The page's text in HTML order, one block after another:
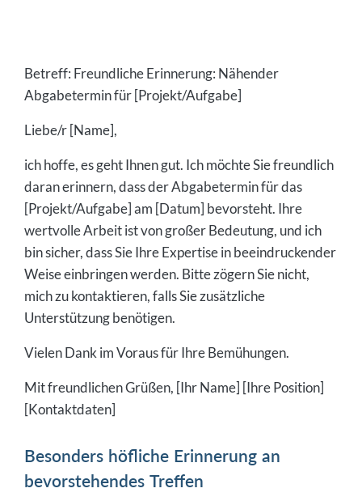
Betreff: Freundliche Erinnerung: Nähender
Abgabetermin für [Projekt/Aufgabe]
Liebe/r [Name],
ich hoffe, es geht Ihnen gut. Ich möchte Sie freundlich
daran erinnern, dass der Abgabetermin für das
[Projekt/Aufgabe] am [Datum] bevorsteht. Ihre
wertvolle Arbeit ist von großer Bedeutung, und ich
bin sicher, dass Sie Ihre Expertise in beeindruckender
Weise einbringen werden. Bitte zögern Sie nicht,
mich zu kontaktieren, falls Sie zusätzliche
Unterstützung benötigen.
Vielen Dank im Voraus für Ihre Bemühungen.
Mit freundlichen Grüßen, [Ihr Name] [Ihre Position]
[Kontaktdaten]
Besonders höfliche Erinnerung an
bevorstehendes Treffen